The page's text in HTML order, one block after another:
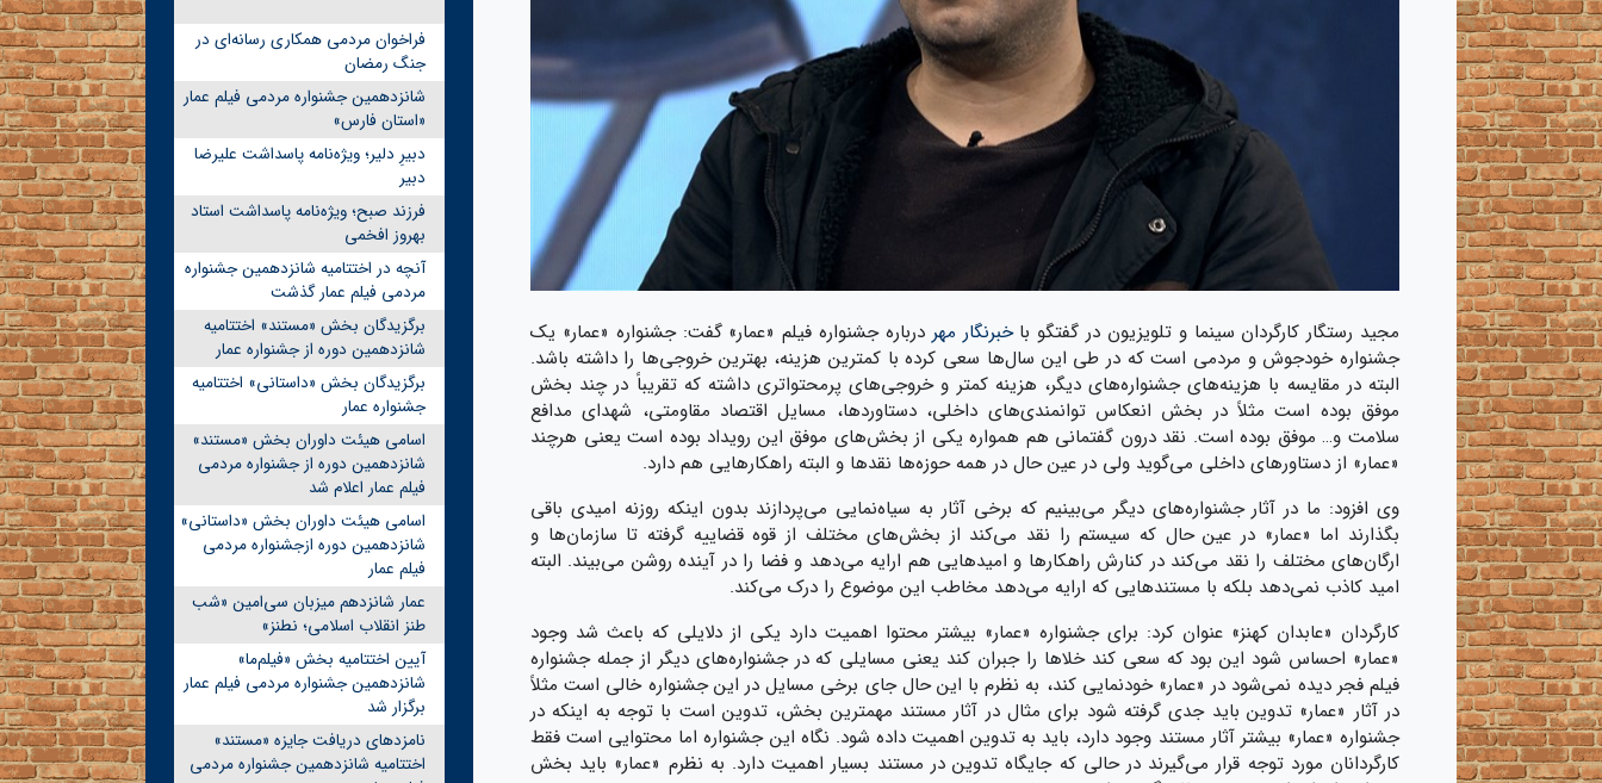
مجید رستگار کارگردان سینما و تلویزیون در گفتگو باخبرنگار مهر درباره جشنواره فیلم «عمار» گفت: جشنواره «عمار» یک
جشنواره خودجوش و مردمی است که در طی این سال‌ها سعی کرده با کمترین هزینه، بهترین خروجی‌ها را داشته باشد.
البته در مقایسه با هزینه‌های جشنواره‌های دیگر، هزینه کمتر و خروجی‌های پرمحتواتری داشته که تقریباً در چند بخش
موفق بوده است مثلاً در بخش انعکاس توانمندی‌های داخلی، دستاوردها، مسایل اقتصاد مقاومتی، شهدای مدافع
سلامت و… موفق بوده است. نقد درون گفتمانی هم همواره یکی از بخش‌های موفق این رویداد بوده است یعنی هرچند
«عمار» از دستاورهای داخلی می‌گوید ولی در عین حال در همه حوزه‌ها نقدها و البته راهکارهایی هم دارد.
وی افزود: ما در آثار جشنواره‌های دیگر می‌بینیم که برخی آثار به سیاه‌نمایی می‌پردازند بدون اینکه روزنه امیدی باقی
بگذارند اما «عمار» در عین حال که سیستم را نقد می‌کند از بخش‌های مختلف از قوه قضاییه گرفته تا سازمان‌ها و
ارگان‌های مختلف را نقد می‌کند در کنارش راهکارها و امیدهایی هم ارایه می‌دهد و فضا را در آینده روشن می‌بیند. البته
امید کاذب نمی‌دهد بلکه با مستندهایی که ارایه می‌دهد مخاطب این موضوع را درک می‌کند.
کارگردان «عابدان کهنز» عنوان کرد: برای جشنواره «عمار» بیشتر محتوا اهمیت دارد یکی از دلایلی که باعث شد وجود
«عمار» احساس شود این بود که سعی کند خلاها را جبران کند یعنی مسایلی که در جشنواره‌های دیگر از جمله جشنواره
فیلم فجر دیده نمی‌شود در «عمار» خودنمایی کند، به نظرم با این حال جای برخی مسایل در این جشنواره خالی است مثلاً
در آثار «عمار» تدوین باید جدی گرفته شود برای مثال در آثار مستند مهمترین بخش، تدوین است با توجه به اینکه در
جشنواره «عمار» بیشتر آثار مستند وجود دارد، باید به تدوین اهمیت داده شود. نگاه این جشنواره اما محتوایی است فقط
کارگردانان مورد توجه قرار می‌گیرند در حالی که جایگاه تدوین در مستند بسیار اهمیت دارد. به نظرم «عمار» باید بخش
فراخوان مردمی همکاری رسانه‌ای در
جنگ رمضان
شانزدهمین جشنواره مردمی فیلم عمار
«استان فارس»
دبیرِ دلیر؛ ویژه‌نامه پاسداشت علیرضا
دبیر
فرزند صبح؛ ویژه‌نامه پاسداشت استاد
بهروز افخمی
آنچه در اختتامیه شانزدهمین جشنواره
مردمی فیلم عمار گذشت
برگزیدگان بخش «مستند» اختتامیه
شانزدهمین دوره از جشنواره عمار
برگزیدگان بخش «داستانی» اختتامیه
جشنواره عمار
اسامی هیئت داوران بخش «مستند»
شانزدهمین دوره از جشنواره مردمی
فیلم عمار اعلام شد
اسامی هیئت داوران بخش «داستانی»
شانزدهمین دوره ازجشنواره مردمی
فیلم عمار
عمار شانزدهم میزبان سی‌امین «شب
طنز انقلاب اسلامی؛ نطنز»
آیین اختتامیه بخش «فیلم‌ما»
شانزدهمین جشنواره مردمی فیلم عمار
برگزار شد
نامزدهای دریافت جایزه «مستند»
اختتامیه شانزدهمین جشنواره مردمی